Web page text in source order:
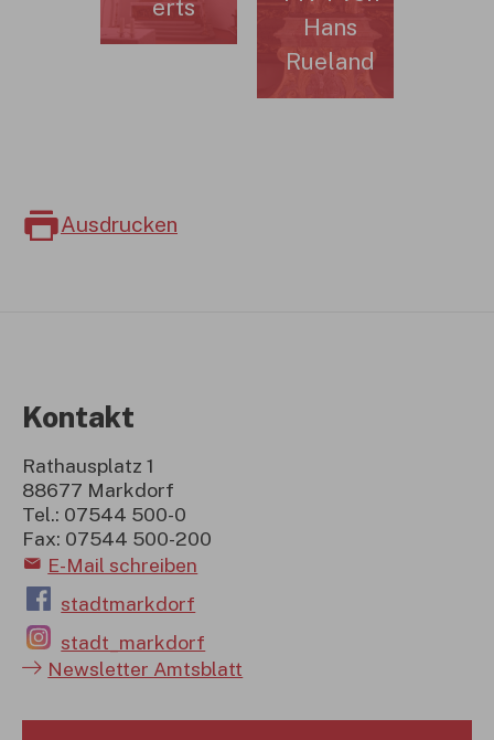
erts
Hans
Rueland
Ausdrucken
Kontakt
Rathausplatz 1
88677 Markdorf
Tel.: 07544 500-0
Fax: 07544 500-200
E-Mail schreiben
stadtmarkdorf
stadt_markdorf
Newsletter Amtsblatt